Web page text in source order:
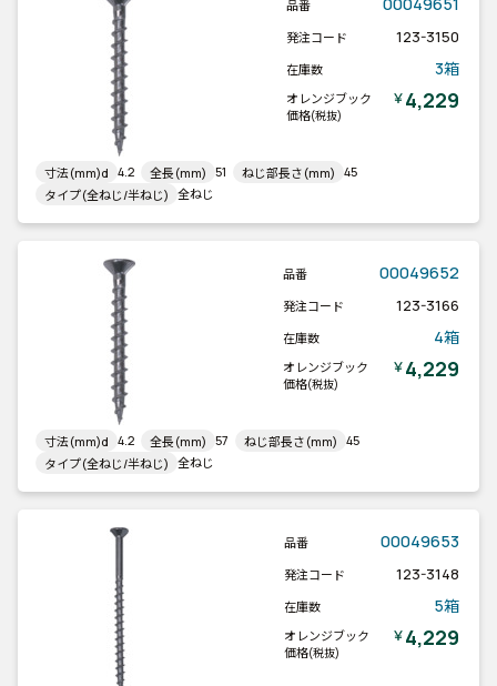
品番
発注コード 123-3150
在庫数 3箱
オレンジブック
価格(税抜)
￥4,229
寸法(mm)d 4.2 全長(mm) 51 ねじ部長さ(mm) 45
タイプ(全ねじ/半ねじ) 全ねじ
品番 00049652
発注コード 123-3166
在庫数 4箱
オレンジブック
価格(税抜)
￥4,229
寸法(mm)d 4.2 全長(mm) 57 ねじ部長さ(mm) 45
タイプ(全ねじ/半ねじ) 全ねじ
品番 00049653
発注コード 123-3148
在庫数 5箱
オレンジブック
価格(税抜)
￥4,229